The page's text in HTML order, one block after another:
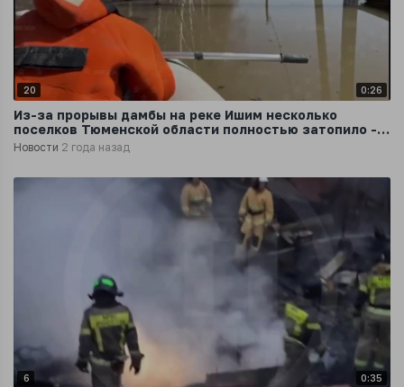
20 0:26
Из-за прорывы дамбы на реке Ишим несколько
поселков Тюменской области полностью затопило -
видны только крыши домов
Новости 2 года назад
6 0:35